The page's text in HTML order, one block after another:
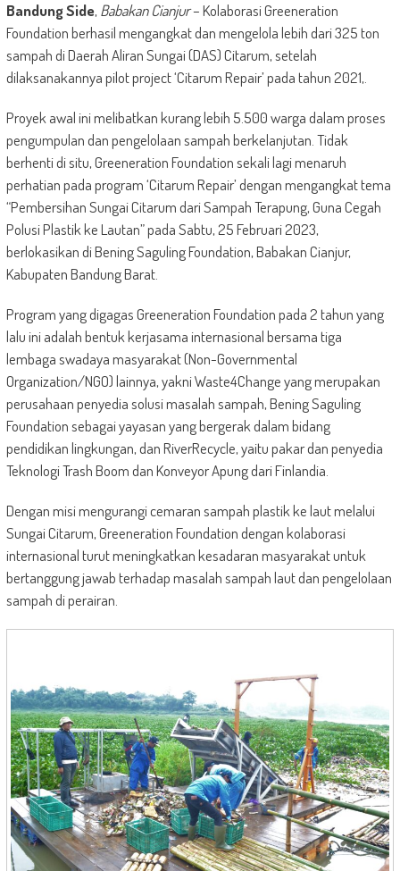
Bandung Side, Babakan Cianjur– Kolaborasi Greeneration
Foundation berhasil mengangkat dan mengelola lebih dari 325 ton
sampah di Daerah Aliran Sungai (DAS) Citarum, setelah
dilaksanakannya pilot project ‘Citarum Repair’ pada tahun 2021,.
Proyek awal ini melibatkan kurang lebih 5.500 warga dalam proses
pengumpulan dan pengelolaan sampah berkelanjutan. Tidak
berhenti di situ, Greeneration Foundation sekali lagi menaruh
perhatian pada program ‘Citarum Repair’ dengan mengangkat tema
“Pembersihan Sungai Citarum dari Sampah Terapung, Guna Cegah
Polusi Plastik ke Lautan” pada Sabtu, 25 Februari 2023,
berlokasikan di Bening Saguling Foundation, Babakan Cianjur,
Kabupaten Bandung Barat.
Program yang digagas Greeneration Foundation pada 2 tahun yang
lalu ini adalah bentuk kerjasama internasional bersama tiga
lembaga swadaya masyarakat (Non-Governmental
Organization/NGO) lainnya, yakni Waste4Change yang merupakan
perusahaan penyedia solusi masalah sampah, Bening Saguling
Foundation sebagai yayasan yang bergerak dalam bidang
pendidikan lingkungan, dan RiverRecycle, yaitu pakar dan penyedia
Teknologi Trash Boom dan Konveyor Apung dari Finlandia.
Dengan misi mengurangi cemaran sampah plastik ke laut melalui
Sungai Citarum, Greeneration Foundation dengan kolaborasi
internasional turut meningkatkan kesadaran masyarakat untuk
bertanggung jawab terhadap masalah sampah laut dan pengelolaan
sampah di perairan.